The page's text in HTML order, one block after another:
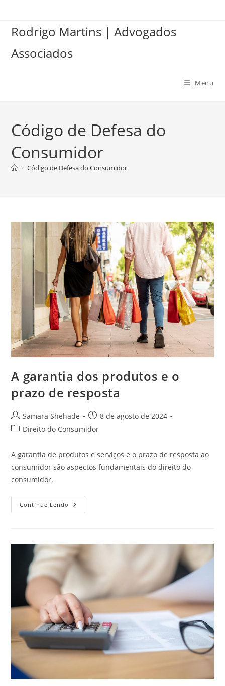
Rodrigo Martins | Advogados
Associados
Menu
Código de Defesa do
Consumidor
> Código de Defesa do Consumidor
A garantia dos produtos e o
prazo de resposta
Autor
do
Samara Shehade
Post
publicado:
8 de agosto de 2024
Categoria
Direito do Consumidor
A garantia de produtos e serviços e o prazo de resposta ao
consumidor são aspectos fundamentais do direito do
consumidor.
Continue Lendo A
Garantia
Prazo
De
Resposta